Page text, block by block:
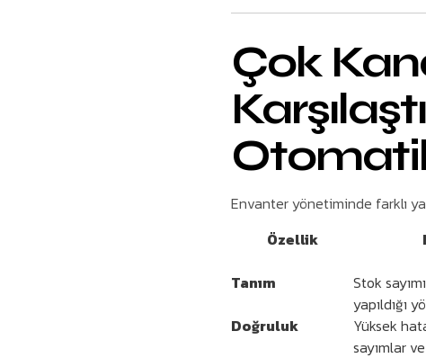
Çok
Envanter yönetiminde farklı
Özellik
Tanım
Stok
yapıldığı
Doğruluk
Yüksek
sayımlar